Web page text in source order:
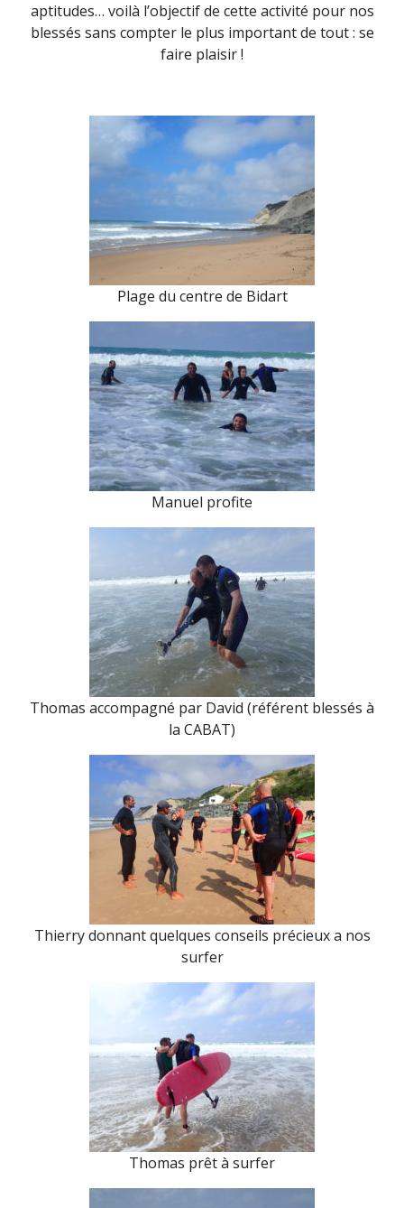
aptitudes… voilà l’objectif de cette activité pour nos
blessés sans compter le plus important de tout : se
faire plaisir !
Plage du centre de Bidart
Manuel profite
Thomas accompagné par David (référent blessés à
la CABAT)
Thierry donnant quelques conseils précieux a nos
surfer
Thomas prêt à surfer